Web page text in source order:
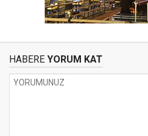
HABERE YORUM KAT